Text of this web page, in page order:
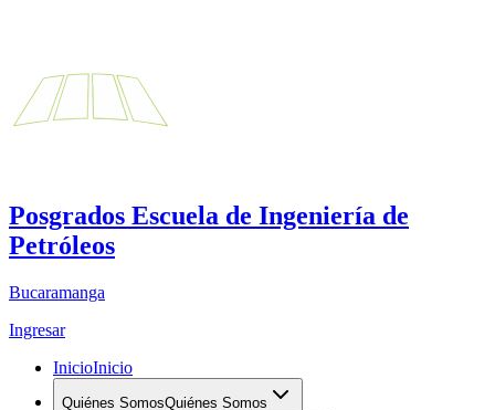
Posgrados Escuela de Ingeniería de
Petróleos
Bucaramanga
Ingresar
InicioInicio
Quiénes SomosQuiénes Somos